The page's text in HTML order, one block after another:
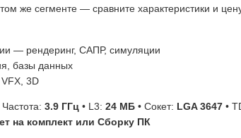
же сегменте — сравните характеристики и
— рендеринг, САПР, симуляции
базы данных
3D
Частота: 3.9 ГГц • L3: 24 МБ • Сокет: LGA 3647 •
на комплект или Сборку ПК